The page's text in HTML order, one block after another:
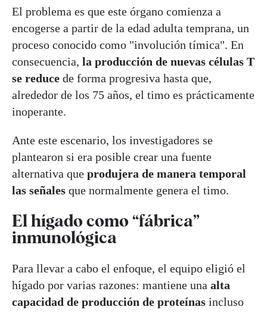
El problema es que este órgano comienza a
encogerse a partir de la edad adulta temprana, un
proceso conocido como "involución tímica". En
consecuencia, la producción de nuevas células T
se reduce de forma progresiva hasta que,
alrededor de los 75 años, el timo es prácticamente
inoperante.
Ante este escenario, los investigadores se
plantearon si era posible crear una fuente
alternativa que produjera de manera temporal
las señales que normalmente genera el timo.
El hígado como “fábrica”
inmunológica
Para llevar a cabo el enfoque, el equipo eligió el
hígado por varias razones: mantiene una alta
capacidad de producción de proteínas incluso